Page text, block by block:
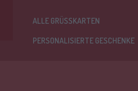
ALLE GRÜSSKARTEN
PERSONALISIERTE GESCHENKE